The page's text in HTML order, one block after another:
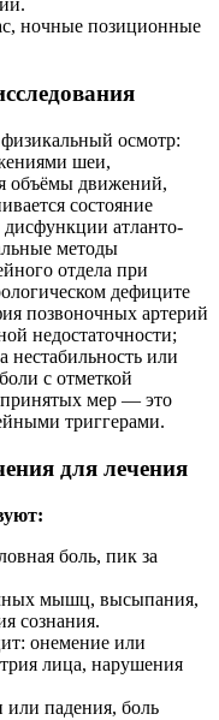
ночные позиционные
осмотр:
шеи,
объёмы движений,
состояние
атланто-
методы
отдела при
дефиците
позвоночных артерий
недостаточности;
или
с отметкой
принятых мер — это
триггерами.
для лечения
боль, пик за
мышц, высыпания,
сознания.
онемение или
лица, нарушения
или падения, боль